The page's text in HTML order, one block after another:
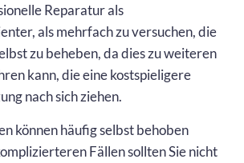
Reparatur als
als mehrfach zu versuchen, die
zu beheben, da dies zu weiteren
kann, die eine kostspieligere
nach sich ziehen.
können häufig selbst behoben
Fällen sollten Sie nicht